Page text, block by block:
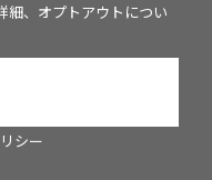
細、オプトアウトについ
シー